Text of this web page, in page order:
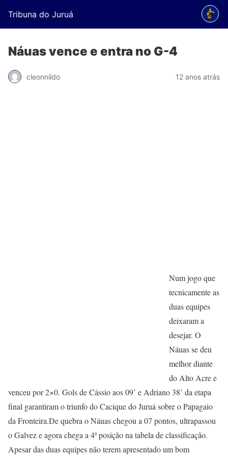
Tribuna do Juruá
Náuas vence e entra no G-4
cleonnildo 12 anos atrás
Num jogo que
tecnicamente as
duas equipes
deixaram a
desejar. O
Náuas se deu
melhor diante
do Alto Acre e
venceu por 2×0. Gols de Cássio aos 09’ e Adriano 38’ da etapa
final garantiram o triunfo do Cacique do Juruá sobre o Papagaio
da Fronteira.De quebra o Náuas chegou a 07 pontos, ultrapassou
o Galvez e agora chega a 4ª posição na tabela de classificação.
Apesar das duas equipes não terem apresentado um bom